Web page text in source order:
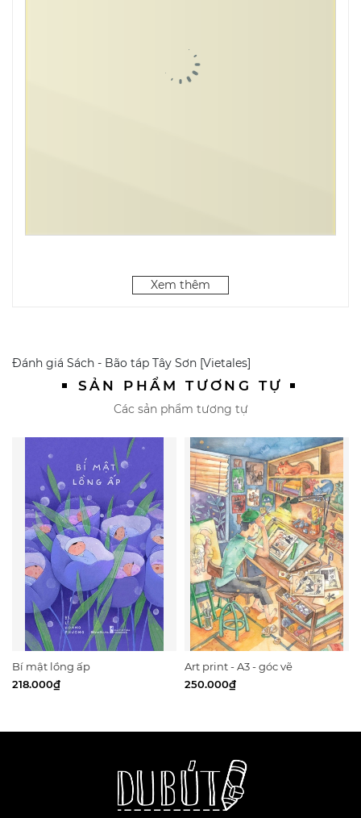
“BÃO TÁP TÂY SƠN” -
SỬ ĐẦU TIÊN TẠI VIỆT NAM
TÁI HIỆN TRỌN VẸN CHIẾN
DỊCH TẾT KỶ DẬU 1789
Ưu đãi khi đặt trước:
- 1 POSTCARD NHÂN VẬT
- 1 BOOKMARK NAM CHÂM ĐƯỢC THIẾT KẾ RIÊNG
- 1 DẤU ẤN ƯU ĐÃI CHO TÁC PHẨM TIẾP THEO CỦA
VIEATLES - CHÚA NGUYỄN BẮC PHẠT
Vietales chính thức ra mắt tác phẩm “Bão Táp Tây Sơn” –
Dậu 1789, một trong những chiến dịch quân sự – chiến lược
có tầm vóc lớn trong lịch sử dân tộc.
Xem thêm
Đánh giá Sách - Bão táp Tây Sơn [Vietales]
SẢN PHẨM TƯƠNG TỰ
Các sản phẩm tương tự
Bí mật lồng ấp
218.000₫
Art print - A3 - góc vẽ
250.000₫